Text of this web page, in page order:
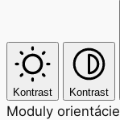
Kontrast Kontrast
Moduly orientácie